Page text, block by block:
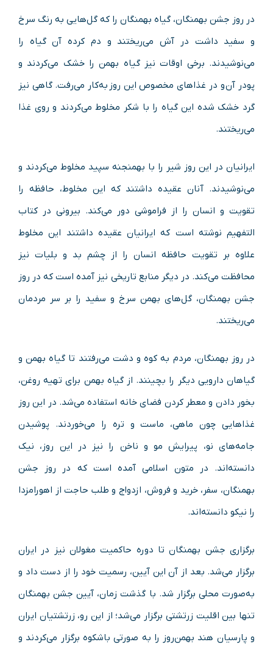
در روز جشن بهمنگان، گیاه بهمنگان را که گل‌هایی به رنگ سرخ
و سفید داشت در آش می‌ریختند و دم کرده آن گیاه را
می‌نوشیدند. برخی اوقات نیز گیاه بهمن را خشک می‌کردند و
پودر آن و در غذاهای مخصوص این روز به‌کار می‌رفت. گاهی نیز
گرد خشک شده این گیاه را با شکر مخلوط می‌کردند و روی غذا
می‌ریختند.
ایرانیان در این روز شیر را با بهمنجنه سپید مخلوط می‌کردند و
می‌نوشیدند. آنان عقیده داشتند که این مخلوط، حافظه را
تقویت و انسان را از فراموشی دور می‌کند. بیرونی در کتاب
التفهیم نوشته است که ایرانیان عقیده داشتند این مخلوط
علاوه بر تقویت حافظه انسان را از چشم بد و بلیات نیز
محافظت می‌کند. در دیگر منابع تاریخی نیز آمده است که در روز
جشن بهمنگان، گل‌های بهمن سرخ و سفید را بر سر مردمان
می‌ریختند.
در روز بهمنگان، مردم به کوه و دشت می‌رفتند تا گیاه بهمن و
گیاهان دارویی دیگر را بچینند. از گیاه بهمن برای تهیه روغن،
بخور دادن و معطر کردن فضای خانه استفاده می‌شد. در این روز
غذاهایی چون ماهی، ماست و تره را می‌خوردند. پوشیدن
جامه‌های نو، پیرایش مو و ناخن را نیز در این روز، نیک
دانسته‌اند. در متون اسلامی آمده است که در روز جشن
بهمنگان، سفر، خرید و فروش، ازدواج و طلب حاجت از اهورامزدا
را نیکو دانسته‌اند.
برگزاری جشن بهمنگان تا دوره حاکمیت مغولان نیز در ایران
برگزار می‌شد. بعد از آن این آیین، رسمیت خود را از دست داد و
به‌صورت محلی برگزار شد. با گذشت زمان، آیین جشن بهمنگان
تنها بین اقلیت زرتشتی برگزار می‌شد؛ از این‌ رو، زرتشتیان ایران
و پارسیان هند بهمن‌روز را به صورتی باشکوه برگزار می‌کردند و